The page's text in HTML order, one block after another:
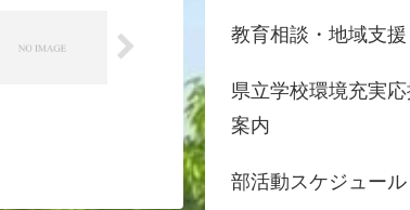
教育相談・地域支援
県立学校環境充実
案内
部活動スケジュール